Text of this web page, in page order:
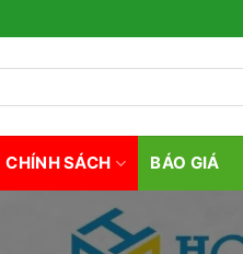
CHÍNH SÁCH BÁO GIÁ